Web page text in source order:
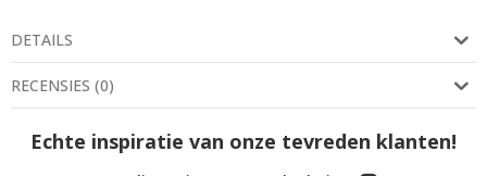
DETAILS
RECENSIES (0)
Echte inspiratie van onze tevreden klanten!